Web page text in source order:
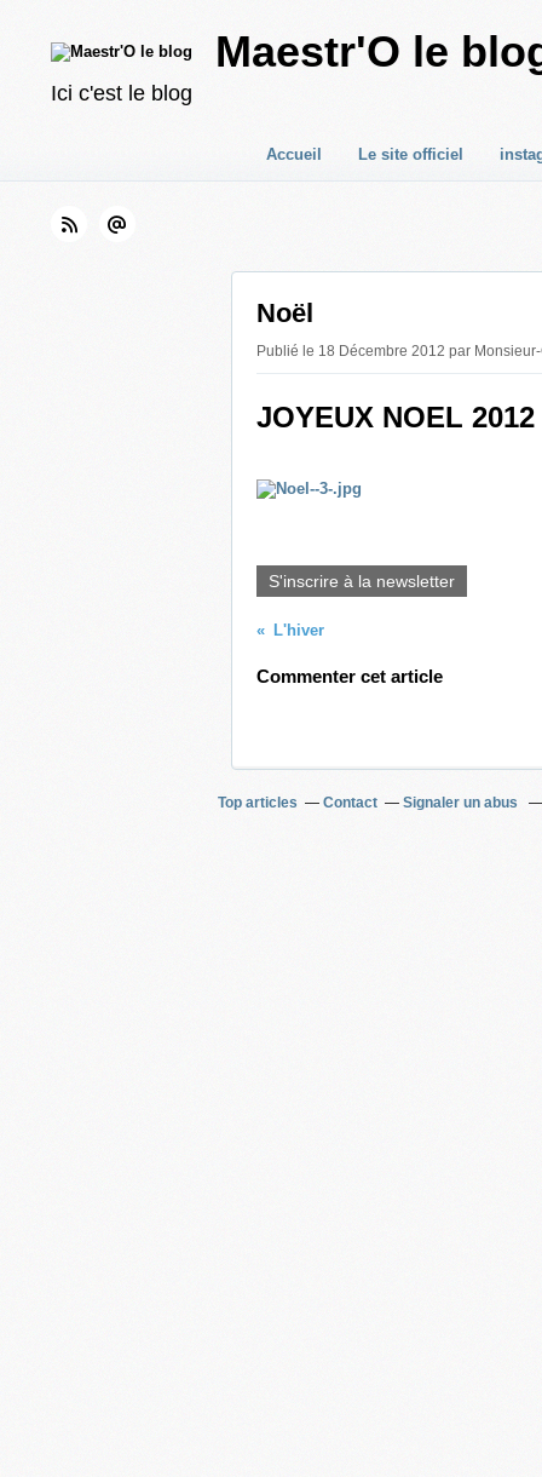
Maestr'O le
Ici c'est le blog
Accueil Le site officiel
Noël
Publié le 18 Décembre 2012 par
JOYEUX NOEL
S'inscrire à la newsletter
L'hiver
Commenter cet article
Top articles Contact Signaler un abus